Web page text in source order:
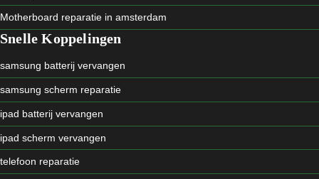
Motherboard reparatie in amsterdam
Snelle Koppelingen
samsung batterij vervangen
samsung scherm reparatie
ipad batterij vervangen
ipad scherm vervangen
telefoon reparatie